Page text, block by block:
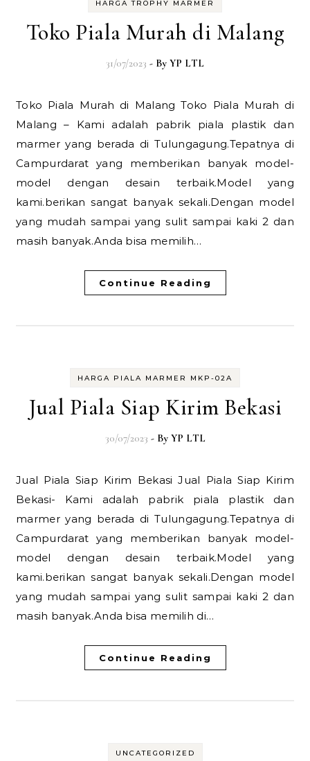
HARGA TROPHY MARMER
Toko Piala Murah di Malang
31/07/2023 - By YP LTL
Toko Piala Murah di Malang Toko Piala Murah di
Malang – Kami adalah pabrik piala plastik dan
marmer yang berada di Tulungagung.Tepatnya di
Campurdarat yang memberikan banyak model-
model dengan desain terbaik.Model yang
kami.berikan sangat banyak sekali.Dengan model
yang mudah sampai yang sulit sampai kaki 2 dan
masih banyak.Anda bisa memilih…
Continue Reading
HARGA PIALA MARMER MKP-02A
Jual Piala Siap Kirim Bekasi
30/07/2023 - By YP LTL
Jual Piala Siap Kirim Bekasi Jual Piala Siap Kirim
Bekasi- Kami adalah pabrik piala plastik dan
marmer yang berada di Tulungagung.Tepatnya di
Campurdarat yang memberikan banyak model-
model dengan desain terbaik.Model yang
kami.berikan sangat banyak sekali.Dengan model
yang mudah sampai yang sulit sampai kaki 2 dan
masih banyak.Anda bisa memilih di…
Continue Reading
UNCATEGORIZED